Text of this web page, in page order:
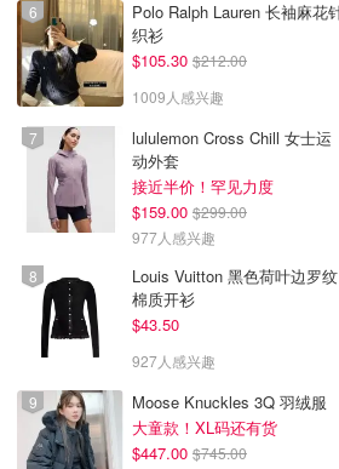
Polo Ralph Lauren 长袖麻花针
织衫
$105.30 $212.00
1009人感兴趣
lululemon Cross Chill 女士运
动外套
接近半价！罕见力度
$159.00 $299.00
977人感兴趣
Louis Vuitton 黑色荷叶边罗纹
棉质开衫
$43.50
927人感兴趣
Moose Knuckles 3Q 羽绒服
大童款！XL码还有货
$447.00 $745.00